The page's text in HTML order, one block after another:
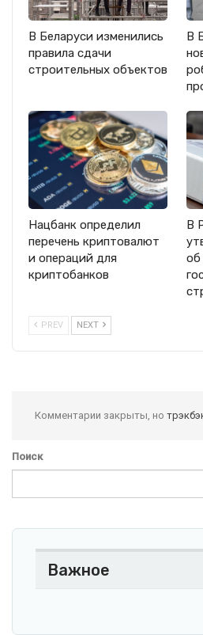
В Беларуси изменились
правила сдачи
строительных объектов
В
Нацбанк определил
перечень криптовалют
и операций для
криптобанков
В
об
PREV NEXT
Комментарии закрыты, но
Поиск
Важное